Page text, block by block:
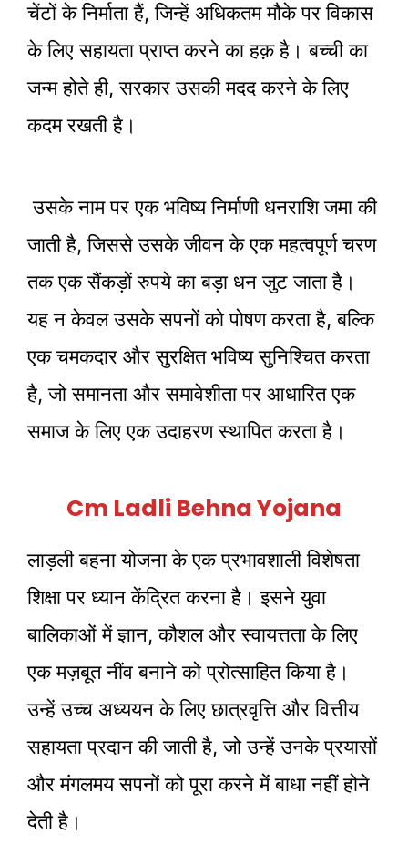
चेंटों के निर्माता हैं, जिन्हें अधिकतम मौके पर विकास
के लिए सहायता प्राप्त करने का हक़ है। बच्ची का
जन्म होते ही, सरकार उसकी मदद करने के लिए
कदम रखती है।
उसके नाम पर एक भविष्य निर्माणी धनराशि जमा की
जाती है, जिससे उसके जीवन के एक महत्वपूर्ण चरण
तक एक सैंकड़ों रुपये का बड़ा धन जुट जाता है।
यह न केवल उसके सपनों को पोषण करता है, बल्कि
एक चमकदार और सुरक्षित भविष्य सुनिश्चित करता
है, जो समानता और समावेशीता पर आधारित एक
समाज के लिए एक उदाहरण स्थापित करता है।
Cm Ladli Behna Yojana
लाड़ली बहना योजना के एक प्रभावशाली विशेषता
शिक्षा पर ध्यान केंद्रित करना है। इसने युवा
बालिकाओं में ज्ञान, कौशल और स्वायत्तता के लिए
एक मज़बूत नींव बनाने को प्रोत्साहित किया है।
उन्हें उच्च अध्ययन के लिए छात्रवृत्ति और वित्तीय
सहायता प्रदान की जाती है, जो उन्हें उनके प्रयासों
और मंगलमय सपनों को पूरा करने में बाधा नहीं होने
देती है।